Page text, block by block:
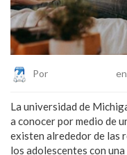
Por
La universidad de
a conocer por medio de
existen alrededor de las
los adolescentes con